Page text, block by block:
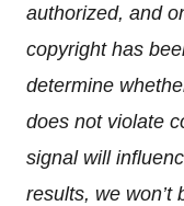
authorized, and
copyright has
determine
does not violate
signal will
results, we won’t